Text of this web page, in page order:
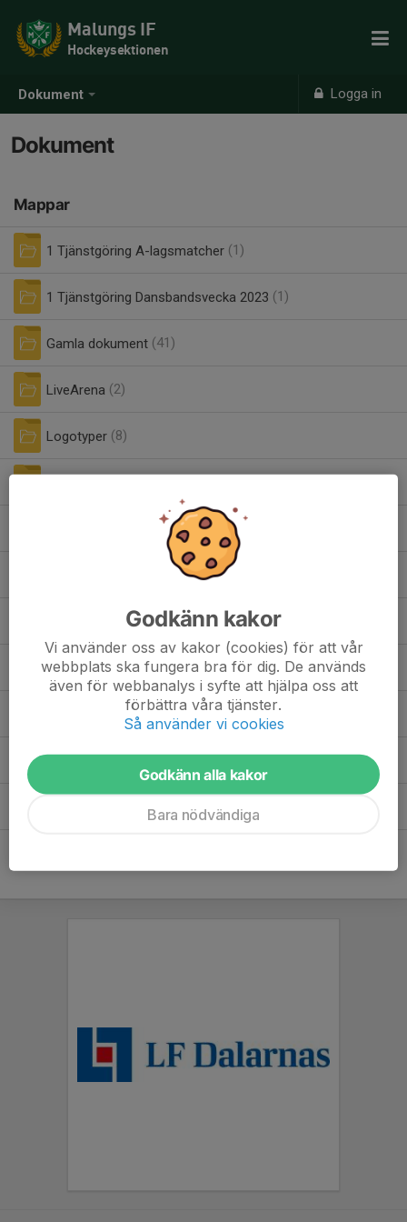
Dokument Logga in
Malungs IF
Hockeysektionen
Dokument
Mappar
1 Tjänstgöring A-lagsmatcher (1)
1 Tjänstgöring Dansbandsvecka 2023 (1)
Gamla dokument (41)
LiveArena (2)
Logotyper (8)
OVR Matchrapportering (2)
Utbildning/kurser (0)
Vasaloppet (6)
Foraldrafoldern.PDF
Hjärntrappan PDF.pdf
| Hjärtrappan
Materialvård.pdf
Godkänn kakor
Vi använder oss av kakor (cookies) för att vår
webbplats ska fungera bra för dig. De används
även för webbanalys i syfte att hjälpa oss att
förbättra våra tjänster.
Så använder vi cookies
Godkänn alla kakor
Bara nödvändiga